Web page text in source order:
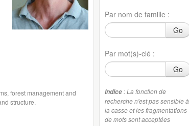
forest management and
structure.
Par nom de famille :
Go
Par mot(s)-clé :
Go
Indice : La fonction de
recherche n'est pas sensible à
la casse et les fragmentations
de mots sont acceptées